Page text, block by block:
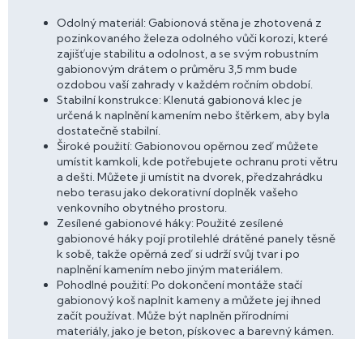
Odolný materiál: Gabionová stěna je zhotovená z
pozinkovaného železa odolného vůči korozi, které
zajišťuje stabilitu a odolnost, a se svým robustním
gabionovým drátem o průměru 3,5 mm bude
ozdobou vaší zahrady v každém ročním období.
Stabilní konstrukce: Klenutá gabionová klec je
určená k naplnění kamením nebo štěrkem, aby byla
dostatečně stabilní.
Široké použití: Gabionovou opěrnou zeď můžete
umístit kamkoli, kde potřebujete ochranu proti větru
a dešti. Můžete ji umístit na dvorek, předzahrádku
nebo terasu jako dekorativní doplněk vašeho
venkovního obytného prostoru.
Zesílené gabionové háky: Použité zesílené
gabionové háky pojí protilehlé drátěné panely těsně
k sobě, takže opěrná zeď si udrží svůj tvar i po
naplnění kamením nebo jiným materiálem.
Pohodlné použití: Po dokončení montáže stačí
gabionový koš naplnit kameny a můžete jej ihned
začít používat. Může být naplněn přírodními
materiály, jako je beton, pískovec a barevný kámen.